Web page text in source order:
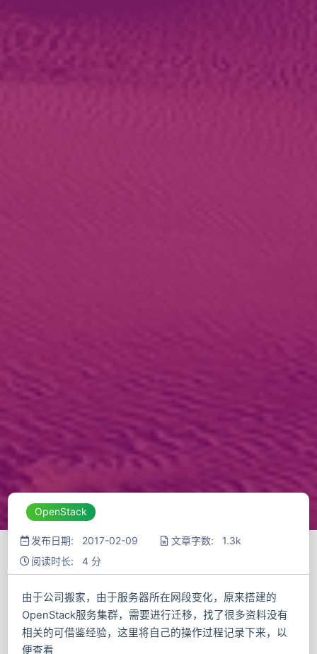
OpenStack
发布日期: 2017-02-09
文章字数: 1.3k
阅读时长: 4 分
由于公司搬家，由于服务器所在网段变化，原来搭建的
OpenStack服务集群，需要进行迁移，找了很多资料没有
相关的可借鉴经验，这里将自己的操作过程记录下来，以
便查看